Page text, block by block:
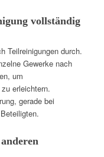
vollständig
Teilreinigungen durch.
Gewerke nach
um
erleichtern.
gerade bei